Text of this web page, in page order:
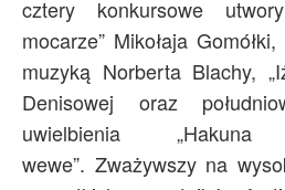
cztery konkursowe
mocarze” Mikołaja
muzyką Norberta Blachy,
Denisowej oraz
uwielbienia
wewe”. Zważywszy na